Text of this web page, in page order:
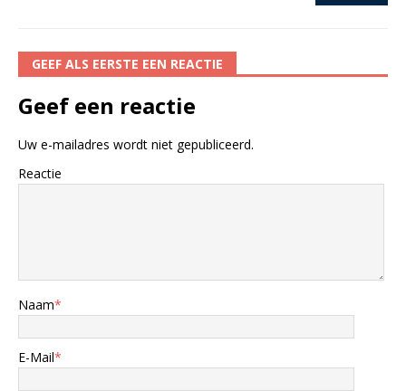
GEEF ALS EERSTE EEN REACTIE
Geef een reactie
Uw e-mailadres wordt niet gepubliceerd.
Reactie
Naam*
E-Mail*